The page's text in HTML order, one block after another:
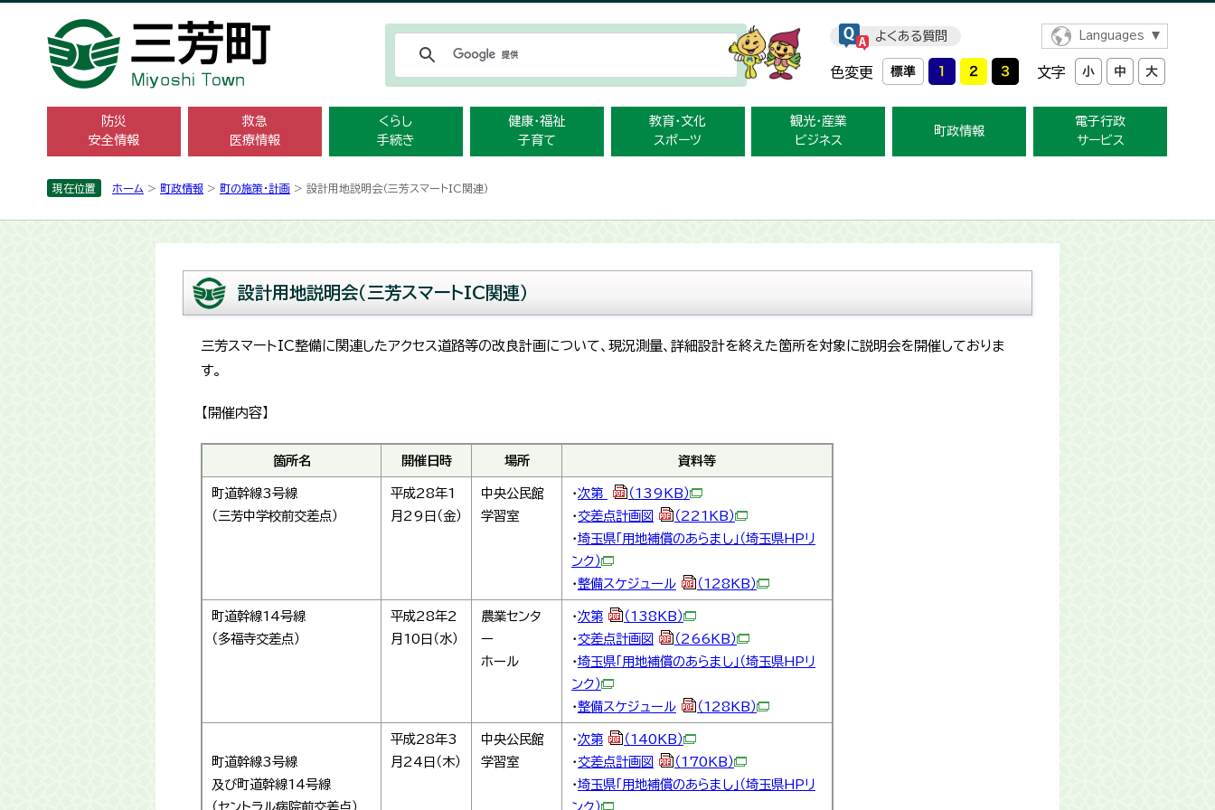
よくある質問 Languages
色変更 文字
防災
安全情報
救急
医療情報
くらし
手続き
健康・福祉
子育て
教育・文化
スポーツ
観光・産業
ビジネス
町政情報
電子行政
サービス
現在位置 ホーム > 町政情報 > 町の施策・計画 > 設計用地説明会（三芳スマートIC関連）
設計用地説明会（三芳スマートIC関連）
三芳スマートIC整備に関連したアクセス道路等の改良計画について、現況測量、詳細設計を終えた箇所を対象に説明会を開催しておりま
す。
【開催内容】
箇所名 開催日時 場所 資料等
町道幹線3号線
（三芳中学校前交差点）
平成28年1
月29日（金）
中央公民館
学習室
・次第
（139KB）
・ 交差点計画図
（221KB）
・埼玉県「用地補償のあらまし」（埼玉県HPリ
ンク）
・整備スケジュール （128KB）
町道幹線14号線
（多福寺交差点）
平成28年2
月10日（水）
農業センタ
ー
ホール
・次第
（138KB）
・ 交差点計画図
（266KB）
・埼玉県「用地補償のあらまし」（埼玉県HPリ
ンク）
・整備スケジュール （128KB）
町道幹線3号線
及び町道幹線14号線
（セントラル病院前交差点）
平成28年3
月24日（木）
中央公民館
学習室
・次第
（140KB）
・ 交差点計画図
（170KB）
・埼玉県「用地補償のあらまし」（埼玉県HPリ
ンク）